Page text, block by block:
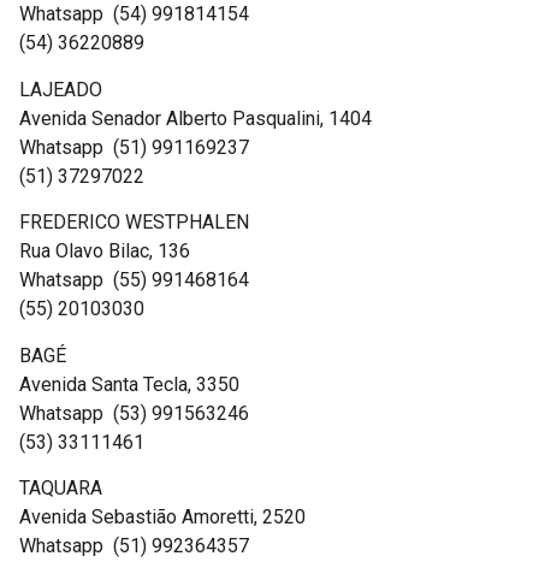
Whatsapp (54) 991814154
(54) 36220889
LAJEADO
Avenida Senador Alberto Pasqualini, 1404
Whatsapp (51) 991169237
(51) 37297022
FREDERICO WESTPHALEN
Rua Olavo Bilac, 136
Whatsapp (55) 991468164
(55) 20103030
BAGÉ
Avenida Santa Tecla, 3350
Whatsapp (53) 991563246
(53) 33111461
TAQUARA
Avenida Sebastião Amoretti, 2520
Whatsapp (51) 992364357